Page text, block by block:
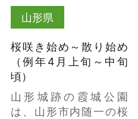
山形県
桜咲き始め～散り始め
（例年4月上旬～中旬
頃）
山形城跡の霞城公園
は、山形市内随一の桜